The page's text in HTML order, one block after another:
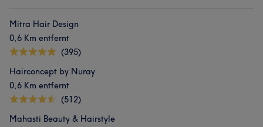
Mitra Hair Design
0,6 Km entfernt
(395)
Hairconcept by Nuray
0,6 Km entfernt
(512)
Mahasti Beauty & Hairstyle